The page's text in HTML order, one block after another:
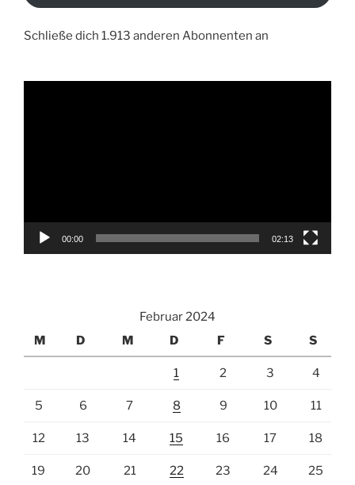
Schließe dich 1.913 anderen Abonnenten an
00:00 02:13
Februar 2024
M
D M D F S S
1 2 3 4
5 6 7 8 9 10 11
12 13 14 15 16 17 18
19 20 21 22 23 24 25